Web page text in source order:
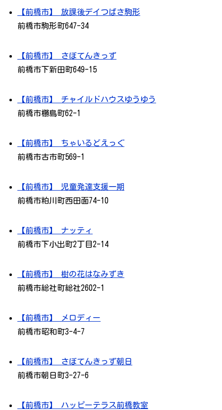
【前橋市】 放課後デイつばさ駒形
前橋市駒形町647-34
【前橋市】 さぼてんきっず
前橋市下新田町649-15
【前橋市】 チャイルドハウスゆうゆう
前橋市橳島町62-1
【前橋市】 ちゃいるどえっぐ
前橋市古市町569-1
【前橋市】 児童発達支援一期
前橋市粕川町西田面74-10
【前橋市】 ナッティ
前橋市下小出町2丁目2-14
【前橋市】 樹の花はなみずき
前橋市総社町総社2602-1
【前橋市】 メロディー
前橋市昭和町3-4-7
【前橋市】 さぼてんきっず朝日
前橋市朝日町3-27-6
【前橋市】 ハッピーテラス前橋教室